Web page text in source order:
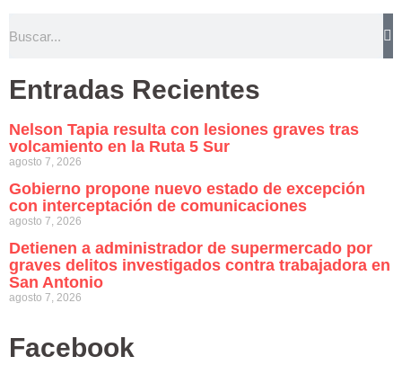
Entradas Recientes
Nelson Tapia resulta con lesiones graves tras
volcamiento en la Ruta 5 Sur
agosto 7, 2026
Gobierno propone nuevo estado de excepción
con interceptación de comunicaciones
agosto 7, 2026
Detienen a administrador de supermercado por
graves delitos investigados contra trabajadora en
San Antonio
agosto 7, 2026
Facebook